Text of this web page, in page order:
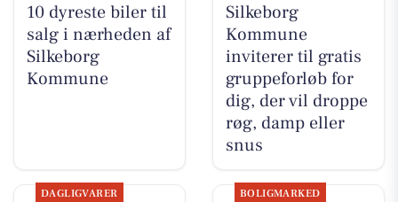
10 dyreste biler til
salg i nærheden af
Silkeborg
Kommune
Silkeborg
Kommune
inviterer til gratis
gruppeforløb for
dig, der vil droppe
røg, damp eller
snus
DAGLIGVARER BOLIGMARKED